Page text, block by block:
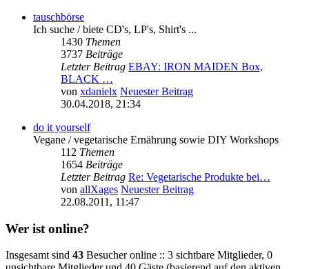
tauschbörse
Ich suche / biete CD's, LP's, Shirt's ...
1430 Themen
3737 Beiträge
Letzter Beitrag EBAY: IRON MAIDEN Box,
BLACK …
von xdanielx Neuester Beitrag
30.04.2018, 21:34
do it yourself
Vegane / vegetarische Ernährung sowie DIY Workshops
112 Themen
1654 Beiträge
Letzter Beitrag Re: Vegetarische Produkte bei…
von allXages Neuester Beitrag
22.08.2011, 11:47
Wer ist online?
Insgesamt sind 43 Besucher online :: 3 sichtbare Mitglieder, 0